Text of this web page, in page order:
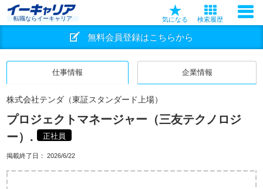
転職ならイーキャリア 気になる 検索履歴
無料会員登録はこちらから
仕事情報 企業情報
株式会社テンダ（東証スタンダード上場）
プロジェクトマネージャー（三友テクノロジ
ー）.
正社員
掲載終了日： 2026/6/22